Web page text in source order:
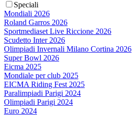
Speciali
Mondiali 2026
Roland Garros 2026
Sportmediaset Live Riccione 2026
Scudetto Inter 2026
Olimpiadi Invernali Milano Cortina 2026
Super Bowl 2026
Eicma 2025
Mondiale per club 2025
EICMA Riding Fest 2025
Paralimpiadi Parigi 2024
Olimpiadi Parigi 2024
Euro 2024